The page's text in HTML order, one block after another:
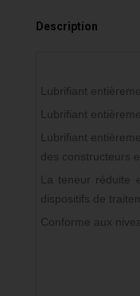
Description
Lubrifiant
Lubrifiant
Lubrifiant
des constructeurs
La teneur
dispositifs de
Conforme aux